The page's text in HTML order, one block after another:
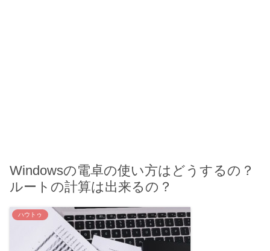
Windowsの電卓の使い方はどうするの？
ルートの計算は出来るの？
ハウトゥ